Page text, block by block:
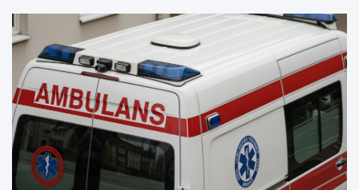
–
n
i
r
z
e
g
a
p
e
m
p
a
t
u
r
y
z